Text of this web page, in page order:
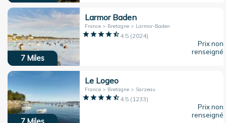
7 Miles
Larmor Baden
France > Bretagne > Larmor-Baden
4.5(2024)
Prix non
renseigné
Le Logeo
France > Bretagne > Sarzeau
4.5( 1233)
Prix non
renseigné